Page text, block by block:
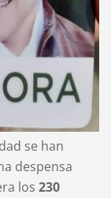
se han
despensa
los 230